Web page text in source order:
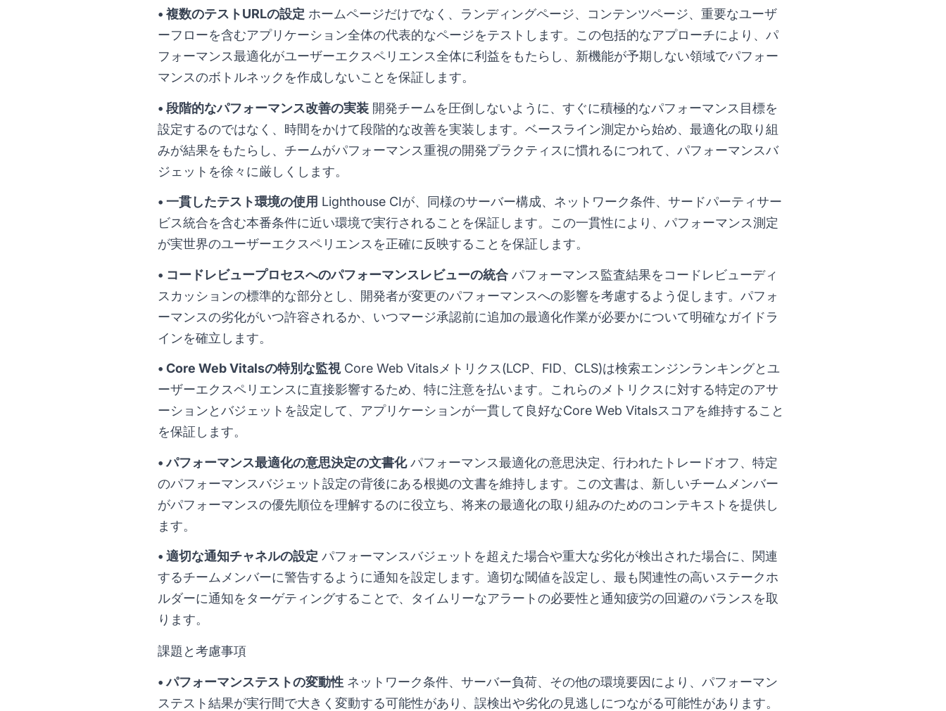
• 複数のテストURLの設定 ホームページだけでなく、ランディングページ、コンテンツページ、重要なユーザ
ーフローを含むアプリケーション全体の代表的なページをテストします。この包括的なアプローチにより、パ
フォーマンス最適化がユーザーエクスペリエンス全体に利益をもたらし、新機能が予期しない領域でパフォー
マンスのボトルネックを作成しないことを保証します。
• 段階的なパフォーマンス改善の実装 開発チームを圧倒しないように、すぐに積極的なパフォーマンス目標を
設定するのではなく、時間をかけて段階的な改善を実装します。ベースライン測定から始め、最適化の取り組
みが結果をもたらし、チームがパフォーマンス重視の開発プラクティスに慣れるにつれて、パフォーマンスバ
ジェットを徐々に厳しくします。
• 一貫したテスト環境の使用 Lighthouse CIが、同様のサーバー構成、ネットワーク条件、サードパーティサー
ビス統合を含む本番条件に近い環境で実行されることを保証します。この一貫性により、パフォーマンス測定
が実世界のユーザーエクスペリエンスを正確に反映することを保証します。
• コードレビュープロセスへのパフォーマンスレビューの統合 パフォーマンス監査結果をコードレビューディ
スカッションの標準的な部分とし、開発者が変更のパフォーマンスへの影響を考慮するよう促します。パフォ
ーマンスの劣化がいつ許容されるか、いつマージ承認前に追加の最適化作業が必要かについて明確なガイドラ
インを確立します。
• Core Web Vitalsの特別な監視Core Web Vitalsメトリクス(LCP、FID、CLS)は検索エンジンランキングとユ
ーザーエクスペリエンスに直接影響するため、特に注意を払います。これらのメトリクスに対する特定のアサ
ーションとバジェットを設定して、アプリケーションが一貫して良好なCore Web Vitalsスコアを維持すること
を保証します。
• パフォーマンス最適化の意思決定の文書化パフォーマンス最適化の意思決定、行われたトレードオフ、特定
のパフォーマンスバジェット設定の背後にある根拠の文書を維持します。この文書は、新しいチームメンバー
がパフォーマンスの優先順位を理解するのに役立ち、将来の最適化の取り組みのためのコンテキストを提供し
ます。
• 適切な通知チャネルの設定 パフォーマンスバジェットを超えた場合や重大な劣化が検出された場合に、関連
するチームメンバーに警告するように通知を設定します。適切な閾値を設定し、最も関連性の高いステークホ
ルダーに通知をターゲティングすることで、タイムリーなアラートの必要性と通知疲労の回避のバランスを取
ります。
課題と考慮事項
• パフォーマンステストの変動性 ネットワーク条件、サーバー負荷、その他の環境要因により、パフォーマン
ステスト結果が実行間で大きく変動する可能性があり、誤検出や劣化の見逃しにつながる可能性があります。